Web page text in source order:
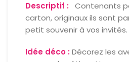
Descriptif : Contenants
carton, originaux ils sont
petit souvenir à vos invités.
Idée déco :Décorez les